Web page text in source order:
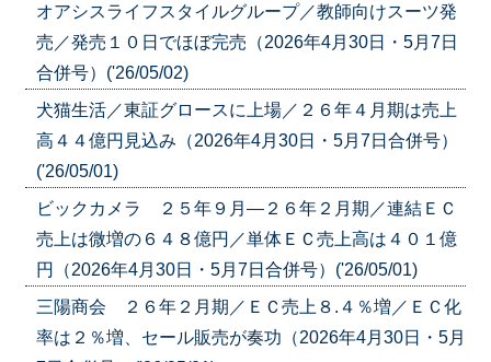
オアシスライフスタイルグループ／教師向けスーツ発
売／発売１０日でほぼ完売（2026年4月30日・5月7日
合併号）('26/05/02)
犬猫生活／東証グロースに上場／２６年４月期は売上
高４４億円見込み（2026年4月30日・5月7日合併号）
('26/05/01)
ビックカメラ ２５年９月―２６年２月期／連結ＥＣ
売上は微増の６４８億円／単体ＥＣ売上高は４０１億
円（2026年4月30日・5月7日合併号）('26/05/01)
三陽商会 ２６年２月期／ＥＣ売上８.４％増／ＥＣ化
率は２％増、セール販売が奏功（2026年4月30日・5月